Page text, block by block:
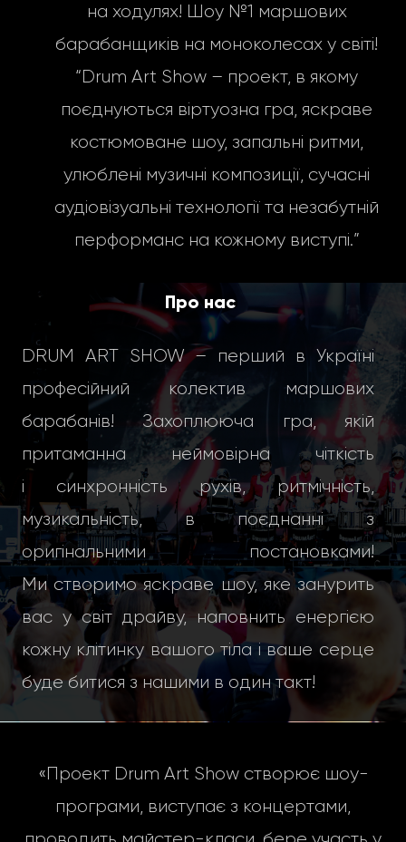
на ходулях! Шоу №1 маршових
барабанщиків на моноколесах у світі!
“Drum Art Show – проект, в якому
поєднуються віртуозна гра, яскраве
костюмоване шоу, запальні ритми,
улюблені музичні композиції, сучасні
аудіовізуальні технології та незабутній
перформанс на кожному виступі.”
Про нас
DRUM ART SHOW – перший в Україні
професійний колектив маршових
барабанів! Захоплююча гра, якій
притаманна неймовірна чіткість
і синхронність рухів, ритмічність,
музикальність, в поєднанні з
оригінальними постановками!
Ми створимо яскраве шоу, яке занурить
вас у світ драйву, наповнить енергією
кожну клітинку вашого тіла і ваше серце
буде битися з нашими в один такт!
«Проект Drum Art Show створює шоу-
програми, виступає з концертами,